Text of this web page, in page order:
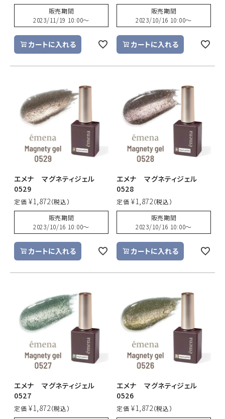
販売期間
2023/11/19 10:00〜
カートに入れる
販売期間
2023/10/16 10:00〜
カートに入れる
エメナ マグネティジェル
0529
定価 ¥1,872
販売期間
2023/10/16 10:00〜
カートに入れる
エメナ マグネティジェル
0528
定価 ¥1,872
販売期間
2023/10/16 10:00〜
カートに入れる
エメナ マグネティジェル
0527
定価 ¥1,872
エメナ マグネティジェル
0526
定価 ¥1,872